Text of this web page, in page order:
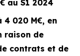
au S1 2024
020 M€, en
raison de
contrats et de